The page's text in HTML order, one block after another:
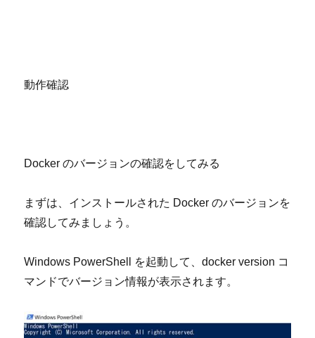
動作確認
Dockerのバージョンの確認をしてみる
まずは、インストールされた Dockerのバージョンを
確認してみましょう。
Windows PowerShell を起動して、docker version コ
マンドでバージョン情報が表示されます。